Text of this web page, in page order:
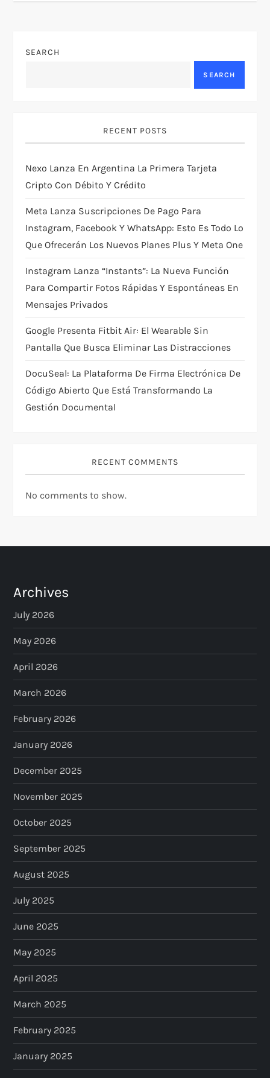
a
g
a
t
i
o
n
SEARCH
SEARCH
RECENT POSTS
Nexo Lanza En Argentina La Primera Tarjeta
Cripto Con Débito Y Crédito
Meta Lanza Suscripciones De Pago Para
Instagram, Facebook Y WhatsApp: Esto Es Todo Lo
Que Ofrecerán Los Nuevos Planes Plus Y Meta One
Instagram Lanza “Instants”: La Nueva Función
Para Compartir Fotos Rápidas Y Espontáneas En
Mensajes Privados
Google Presenta Fitbit Air: El Wearable Sin
Pantalla Que Busca Eliminar Las Distracciones
DocuSeal: La Plataforma De Firma Electrónica De
Código Abierto Que Está Transformando La
Gestión Documental
RECENT COMMENTS
No comments to show.
Archives
July 2026
May 2026
April 2026
March 2026
February 2026
January 2026
December 2025
November 2025
October 2025
September 2025
August 2025
July 2025
June 2025
May 2025
April 2025
March 2025
February 2025
January 2025